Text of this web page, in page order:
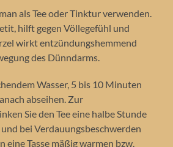
als Tee oder Tinktur verwenden.
hilft gegen Völlegefühl und
wirkt entzündungshemmend
des Dünndarms.
Wasser, 5 bis 10 Minuten
abseihen. Zur
Sie den Tee eine halbe Stunde
bei Verdauungsbeschwerden
eine Tasse mäßig warmen bzw.